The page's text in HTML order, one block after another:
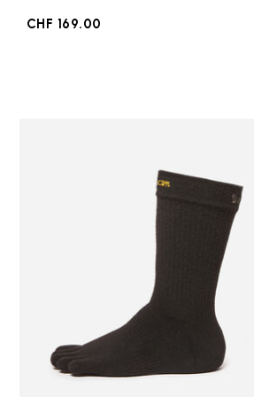
CHF 169.00